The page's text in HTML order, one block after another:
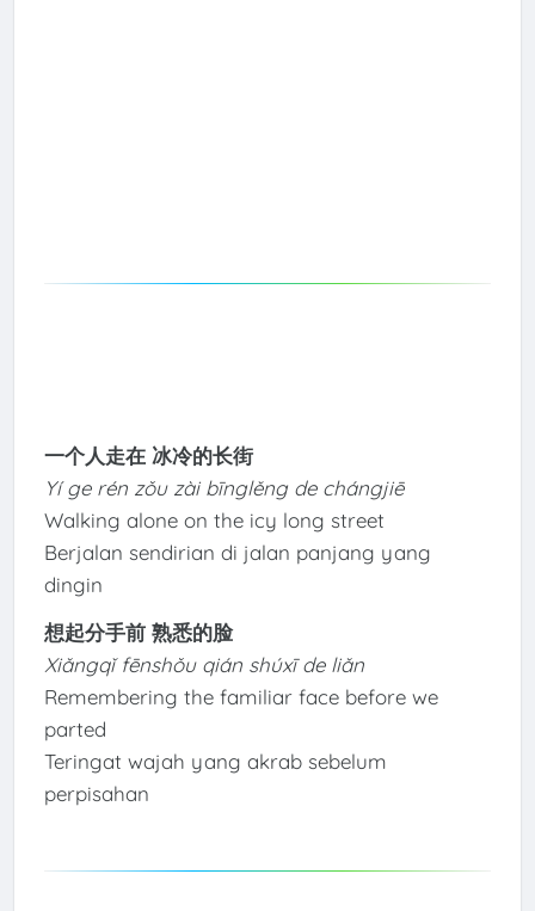
一个人走在 冰冷的长街
Yí ge rén zǒu zài bīnglěng de chángjiē
Walking alone on the icy long street
Berjalan sendirian di jalan panjang yang
dingin
想起分手前 熟悉的脸
Xiǎngqǐ fēnshǒu qián shúxī de liǎn
Remembering the familiar face before we
parted
Teringat wajah yang akrab sebelum
perpisahan